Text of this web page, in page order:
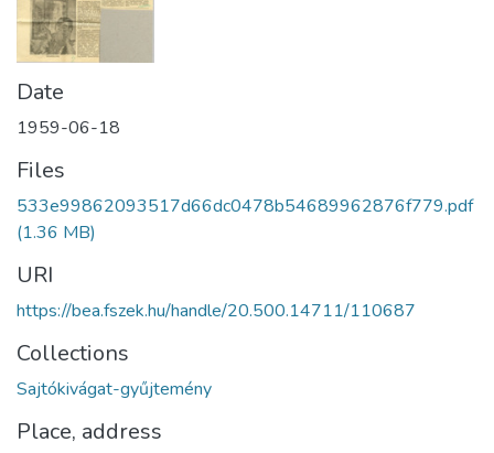
Date
1959-06-18
Files
533e99862093517d66dc0478b54689962876f779.pdf
(1.36 MB)
URI
https://bea.fszek.hu/handle/20.500.14711/110687
Collections
Sajtókivágat-gyűjtemény
Place, address